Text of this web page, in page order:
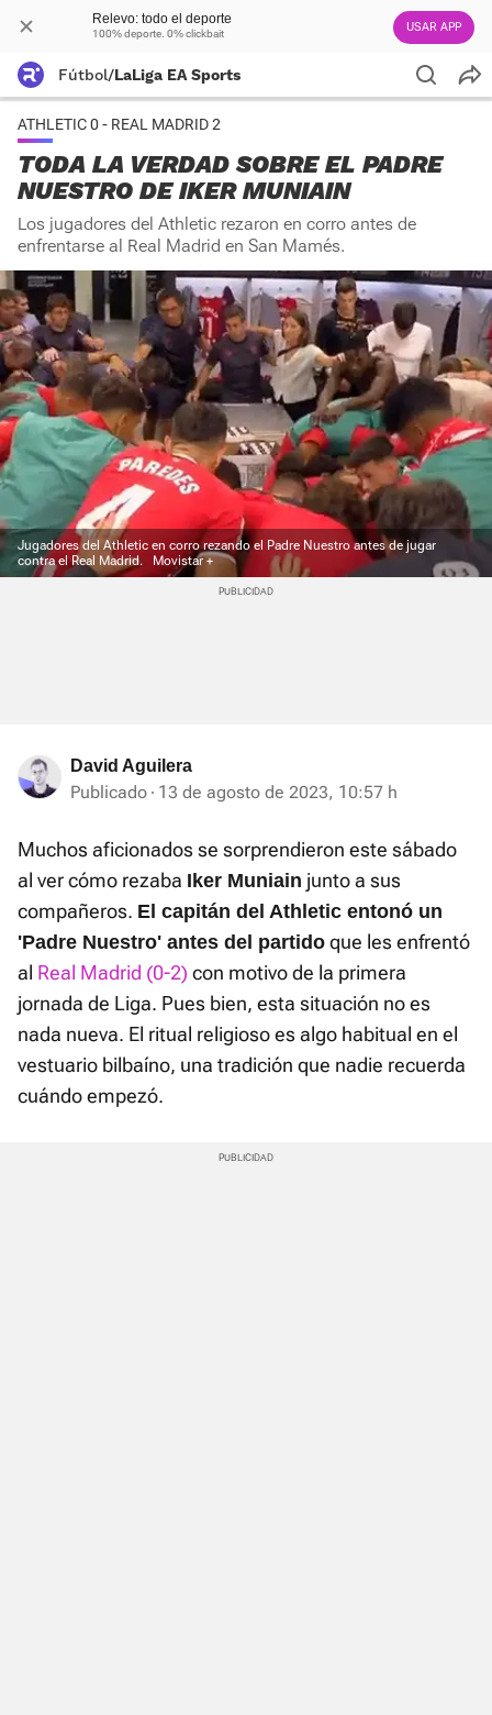
Relevo: todo el deporte
100% deporte. 0% clickbait USAR APP
Fútbol/LaLiga EA Sports
ATHLETIC 0 - REAL MADRID 2
TODA LA VERDAD SOBRE EL PADRE
NUESTRO DE IKER MUNIAIN
Los jugadores del Athletic rezaron en corro antes de
enfrentarse al Real Madrid en San Mamés.
Jugadores del Athletic en corro rezando el Padre Nuestro antes de jugar
contra el Real Madrid.
Movistar +
David Aguilera
Publicado 13 de agosto de 2023, 10:57 h
Muchos aficionados se sorprendieron este sábado
al ver cómo rezaba Iker Muniain junto a sus
compañeros. El capitán del Athletic entonó un
'Padre Nuestro' antes del partido que les enfrentó
al Real Madrid (0-2) con motivo de la primera
jornada de Liga. Pues bien, esta situación no es
nada nueva. El ritual religioso es algo habitual en el
vestuario bilbaíno, una tradición que nadie recuerda
cuándo empezó.